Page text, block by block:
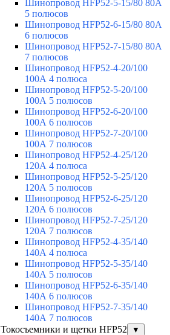
Шинопровод HFP52-5-15/80 80А
5 полюсов
Шинопровод HFP52-6-15/80 80А
6 полюсов
Шинопровод HFP52-7-15/80 80А
7 полюсов
Шинопровод HFP52-4-20/100
100А 4 полюса
Шинопровод HFP52-5-20/100
100А 5 полюсов
Шинопровод HFP52-6-20/100
100А 6 полюсов
Шинопровод HFP52-7-20/100
100А 7 полюсов
Шинопровод HFP52-4-25/120
120А 4 полюса
Шинопровод HFP52-5-25/120
120А 5 полюсов
Шинопровод HFP52-6-25/120
120А 6 полюсов
Шинопровод HFP52-7-25/120
120А 7 полюсов
Шинопровод HFP52-4-35/140
140А 4 полюса
Шинопровод HFP52-5-35/140
140А 5 полюсов
Шинопровод HFP52-6-35/140
140А 6 полюсов
Шинопровод HFP52-7-35/140
140А 7 полюсов
Токосъемники и щетки HFP52
▼